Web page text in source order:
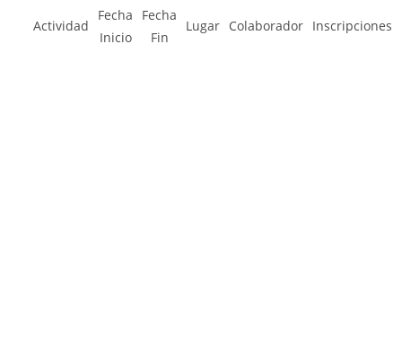
Actividad
Fecha
Inicio
Fecha
Fin
Lugar Colaborador Inscripciones